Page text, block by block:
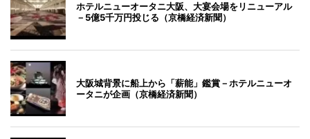
ホテルニューオータニ大阪、大宴会場をリニューアル
－5億5千万円投じる（京橋経済新聞）
大阪城背景に船上から「薪能」鑑賞－ホテルニューオ
ータニが企画（京橋経済新聞）